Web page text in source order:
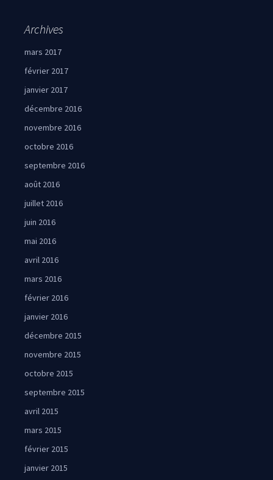
Archives
mars 2017
février 2017
janvier 2017
décembre 2016
novembre 2016
octobre 2016
septembre 2016
août 2016
juillet 2016
juin 2016
mai 2016
avril 2016
mars 2016
février 2016
janvier 2016
décembre 2015
novembre 2015
octobre 2015
septembre 2015
avril 2015
mars 2015
février 2015
janvier 2015